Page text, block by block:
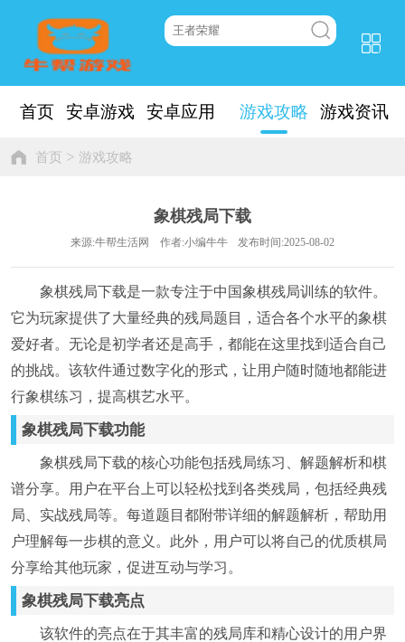
首页 安卓游戏 安卓应用 游戏攻略 游戏资讯
首页 > 游戏攻略
象棋残局下载
来源:牛帮生活网 作者:小编牛牛 发布时间:2025-08-02
象棋残局下载是一款专注于中国象棋残局训练的软件。
它为玩家提供了大量经典的残局题目，适合各个水平的象棋
爱好者。无论是初学者还是高手，都能在这里找到适合自己
的挑战。该软件通过数字化的形式，让用户随时随地都能进
行象棋练习，提高棋艺水平。
象棋残局下载功能
象棋残局下载的核心功能包括残局练习、解题解析和棋
谱分享。用户在平台上可以轻松找到各类残局，包括经典残
局、实战残局等。每道题目都附带详细的解题解析，帮助用
户理解每一步棋的意义。此外，用户可以将自己的优质棋局
分享给其他玩家，促进互动与学习。
象棋残局下载亮点
该软件的亮点在于其丰富的残局库和精心设计的用户界